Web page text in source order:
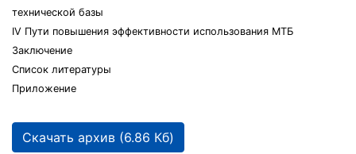
технической базы
IV Пути повышения эффективности использования МТБ
Заключение
Список литературы
Приложение
Скачать архив (6.86 Кб)